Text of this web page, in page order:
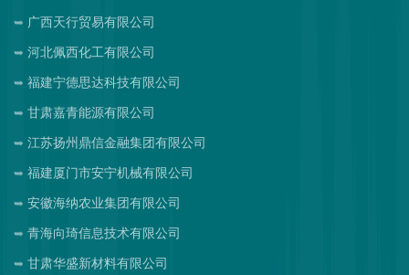
广西天行贸易有限公司
河北佩西化工有限公司
福建宁德思达科技有限公司
甘肃嘉青能源有限公司
江苏扬州鼎信金融集团有限公司
福建厦门市安宁机械有限公司
安徽海纳农业集团有限公司
青海向琦信息技术有限公司
甘肃华盛新材料有限公司